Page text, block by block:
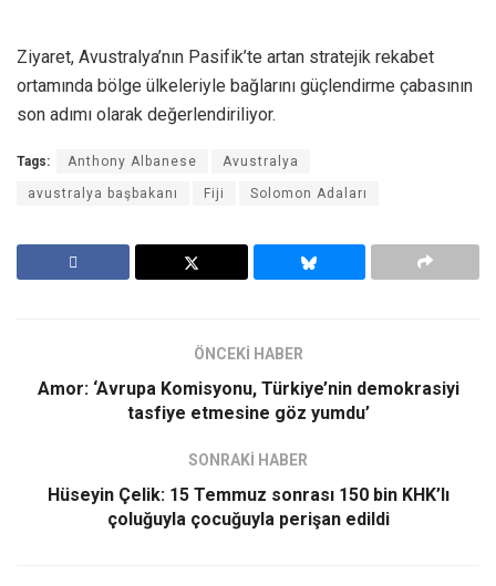
Ziyaret, Avustralya’nın Pasifik’te artan stratejik rekabet
ortamında bölge ülkeleriyle bağlarını güçlendirme çabasının
son adımı olarak değerlendiriliyor.
Tags: Anthony Albanese Avustralya
avustralya başbakanı Fiji Solomon Adaları
ÖNCEKİ HABER
Amor: ‘Avrupa Komisyonu, Türkiye’nin demokrasiyi
tasfiye etmesine göz yumdu’
SONRAKİ HABER
Hüseyin Çelik: 15 Temmuz sonrası 150 bin KHK’lı
çoluğuyla çocuğuyla perişan edildi